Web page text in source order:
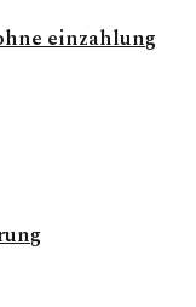
einzahlung